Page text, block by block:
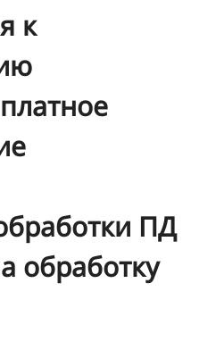
к
ПД
обработку